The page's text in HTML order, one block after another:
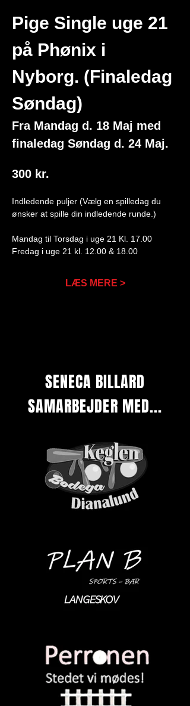
Pige Single uge 21
på Phønix i
Nyborg. (Finaledag
Søndag)
Fra Mandag d. 18 Maj med
finaledag Søndag d. 24 Maj.
300 kr.
Indledende puljer (Vælg en spilledag du
ønsker at spille din indledende runde.)
Mandag til Torsdag i uge 21 Kl. 17.00
Fredag i uge 21 kl. 12.00 & 18.00
LÆS MERE >
SENECA BILLARD
SAMARBEJDER MED...